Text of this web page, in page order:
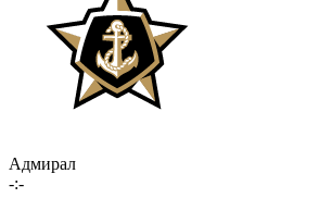
Адмирал
-:-